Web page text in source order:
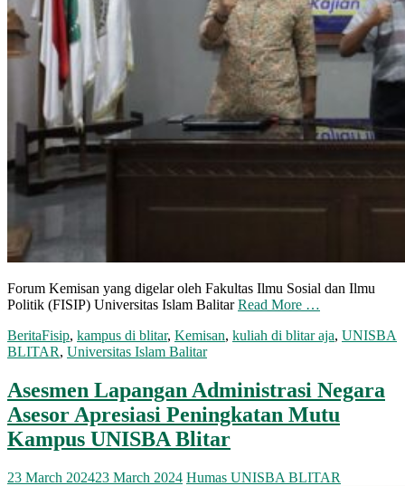
Forum Kemisan yang digelar oleh Fakultas Ilmu Sosial dan Ilmu
Politik (FISIP) Universitas Islam BalitarRead More …
BeritaFisip, kampus di blitar, Kemisan, kuliah di blitar aja, UNISBA
BLITAR, Universitas Islam Balitar
Asesmen Lapangan Administrasi Negara
Asesor Apresiasi Peningkatan Mutu
Kampus UNISBA Blitar
23 March 202423 March 2024 Humas UNISBA BLITAR